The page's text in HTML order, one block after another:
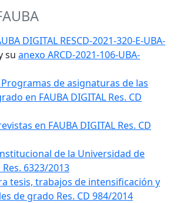
DIGITAL RESCD-2021-320-E-UBA-
su anexo ARCD-2021-106-UBA-
de asignaturas de las
en FAUBA DIGITAL Res. CD
en FAUBA DIGITAL Res. CD
de la Universidad de
6323/2013
tesis, trabajos de intensificación y
de grado Res. CD 984/2014